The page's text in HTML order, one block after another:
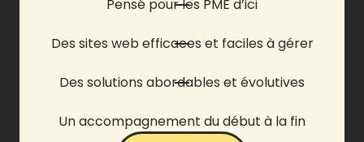
Pensé pour les PME d’ici
Des sites web efficaces et faciles à gérer
Des solutions abordables et évolutives
Un accompagnement du début à la fin